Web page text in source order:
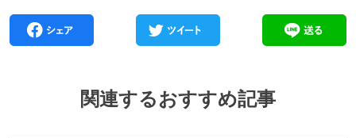
関連するおすすめ記事